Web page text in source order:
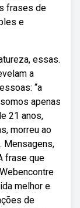
frases de
e
essas.
a
“a
apenas
21 anos,
morreu ao
Mensagens,
frase que
melhor e
de